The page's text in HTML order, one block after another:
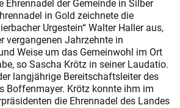
Ehrennadel der Gemeinde in Silber
in Gold zeichnete die
Urgestein“ Walter Haller aus,
vergangenen Jahrzehnte in
Weise um das Gemeinwohl im Ort
so Sascha Krötz in seiner Laudatio.
langjährige Bereitschaftsleiter des
Boffen­mayer. Krötz konnte ihm im
die Ehrennadel des Landes